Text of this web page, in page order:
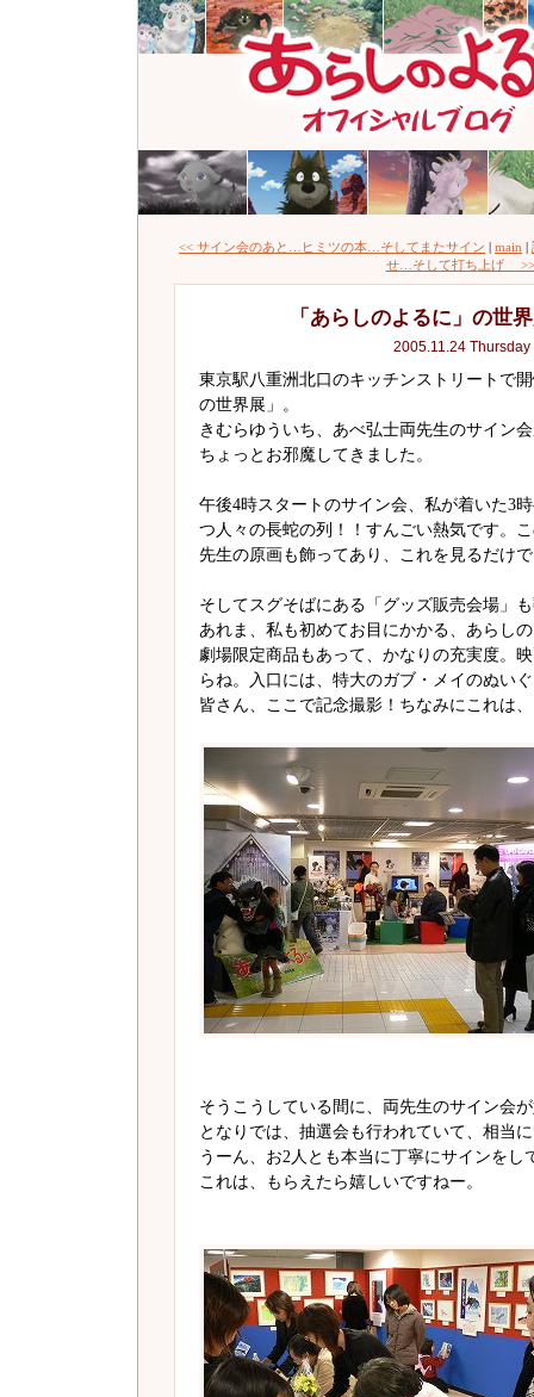
<< サイン会のあと…ヒミツの本…そしてまたサイン | main |
せ…そして打ち上げ >>
「あらしのよるに」の世
2005.11.24 Thursday
東京駅八重洲北口のキッチンストリートで
の世界展」。
きむらゆういち、あべ弘士両先生のサイン
ちょっとお邪魔してきました。
午後4時スタートのサイン会、私が着いた3
つ人々の長蛇の列！！すんごい熱気です。
先生の原画も飾ってあり、これを見るだけ
そしてスグそばにある「グッズ販売会場」
あれま、私も初めてお目にかかる、あらし
劇場限定商品もあって、かなりの充実度。
らね。入口には、特大のガブ・メイのぬい
皆さん、ここで記念撮影！ちなみにこれは
そうこうしている間に、両先生のサイン会
となりでは、抽選会も行われていて、相当
うーん、お2人とも本当に丁寧にサインをし
これは、もらえたら嬉しいですねー。